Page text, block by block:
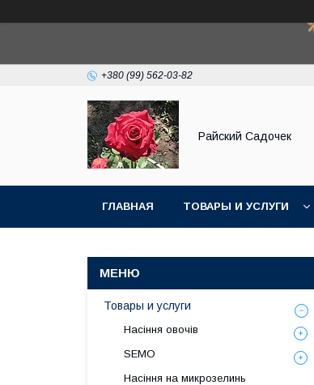
+380 (99) 562-03-82
Райский Садочек
ГЛАВНАЯ ТОВАРЫ И УСЛУГИ
Товары и услуги
Насіння овочів
SEMO
Насіння на микрозелинь